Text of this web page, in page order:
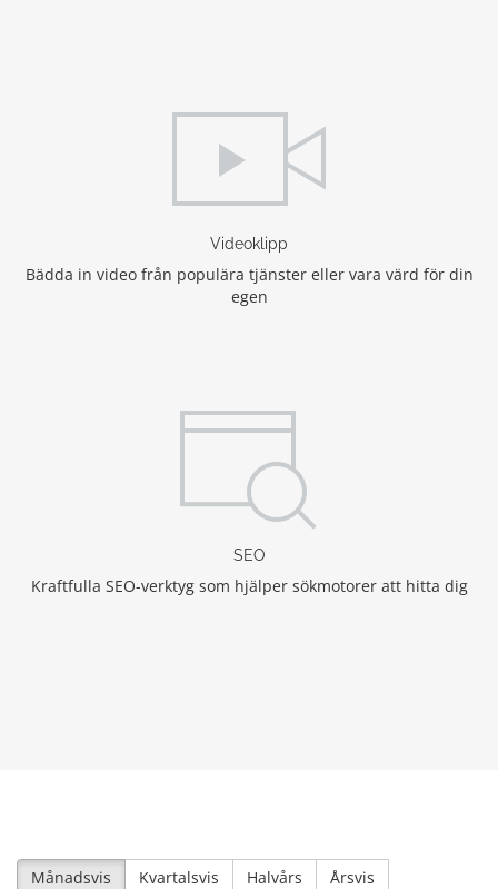
Videoklipp
Bädda in video från populära tjänster eller vara värd för din
egen
SEO
Kraftfulla SEO-verktyg som hjälper sökmotorer att hitta dig
Månadsvis Kvartalsvis Halvårs
Årsvis